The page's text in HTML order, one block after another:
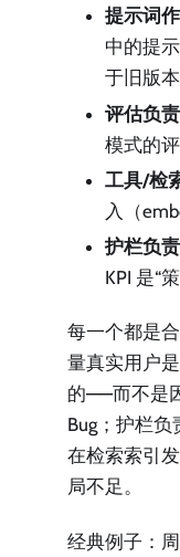
提示词
中的提
于旧版本
评估负
模式的
工具/检
入（
护栏负
KPI 是“
每一个都是
量真实用户
的——而不是
Bug；护栏
在检索索引
局不足。
经典例子：